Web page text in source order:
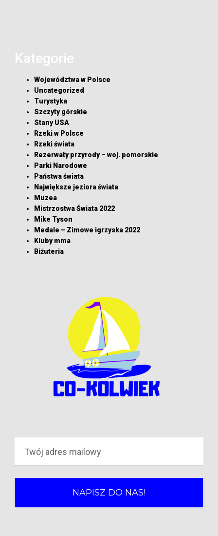
Kategorie
Województwa w Polsce
Uncategorized
Turystyka
Szczyty górskie
Stany USA
Rzeki w Polsce
Rzeki świata
Rezerwaty przyrody – woj. pomorskie
Parki Narodowe
Państwa świata
Największe jeziora świata
Muzea
Mistrzostwa Świata 2022
Mike Tyson
Medale – Zimowe igrzyska 2022
Kluby mma
Biżuteria
NAPISZ DO NAS!